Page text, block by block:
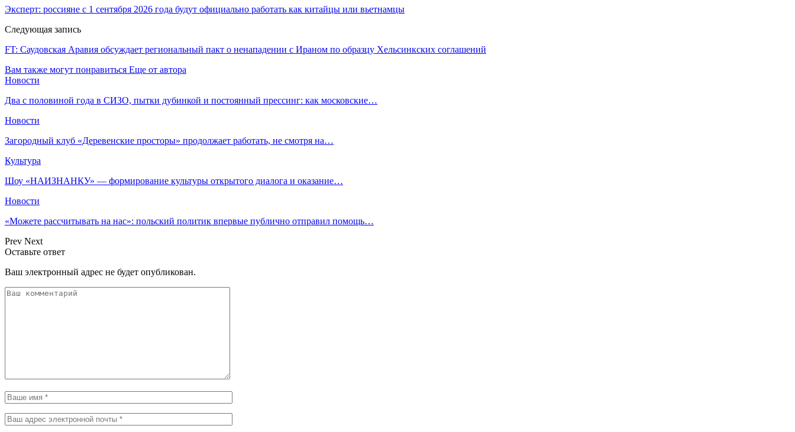
Эксперт: россияне с 1 сентября 2026 года будут официально работать как китайцы или вьетнамцы
Следующая запись
FT: Саудовская Аравия обсуждает региональный пакт о ненападении с Ираном по образцу Хельсинкских соглашений
Вам также могут понравиться Еще от автора
Новости
Два с половиной года в СИЗО, пытки дубинкой и постоянный прессинг: как московские…
Новости
Загородный клуб «Деревенские просторы» продолжает работать, не смотря на…
Культура
Шоу «НАИЗНАНКУ» — формирование культуры открытого диалога и оказание…
Новости
«Можете рассчитывать на нас»: польский политик впервые публично отправил помощь…
Prev Next
Оставьте ответ
Ваш электронный адрес не будет опубликован.